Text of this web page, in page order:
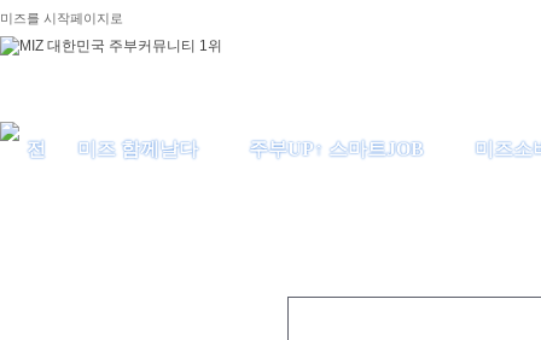
미즈를 시작페이지로
미즈 함께날다 주부UP↑ 스마트JOB 미즈소